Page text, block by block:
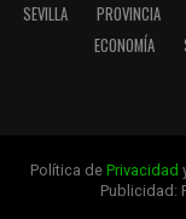
SEVILLA PROVINCIA
ECONOMÍA
Política de Privacidad
Publicidad: